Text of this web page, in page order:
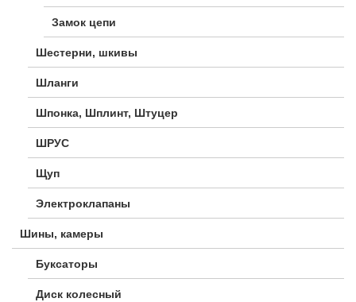
Замок цепи
Шестерни, шкивы
Шланги
Шпонка, Шплинт, Штуцер
ШРУС
Щуп
Электроклапаны
Шины, камеры
Буксаторы
Диск колесный